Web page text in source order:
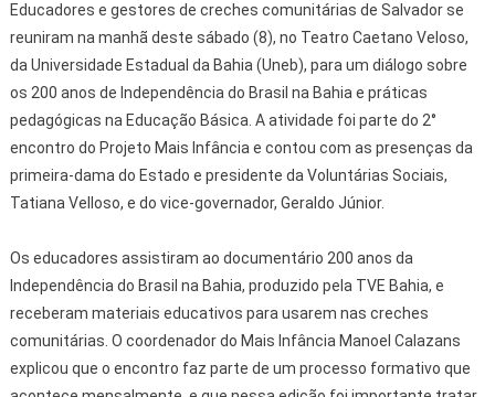
Educadores e gestores de creches comunitárias de Salvador se
reuniram na manhã deste sábado (8), no Teatro Caetano Veloso,
da Universidade Estadual da Bahia (Uneb), para um diálogo sobre
os 200 anos de Independência do Brasil na Bahia e práticas
pedagógicas na Educação Básica. A atividade foi parte do 2°
encontro do Projeto Mais Infância e contou com as presenças da
primeira-dama do Estado e presidente da Voluntárias Sociais,
Tatiana Velloso, e do vice-governador, Geraldo Júnior.
Os educadores assistiram ao documentário 200 anos da
Independência do Brasil na Bahia, produzido pela TVE Bahia, e
receberam materiais educativos para usarem nas creches
comunitárias. O coordenador do Mais Infância Manoel Calazans
explicou que o encontro faz parte de um processo formativo que